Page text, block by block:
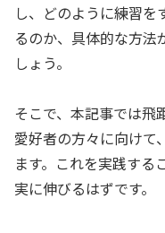
し、どのように練習を
るのか、具体的な方法
しょう。
そこで、本記事では飛
愛好者の方々に向けて
ます。これを実践する
実に伸びるはずです。